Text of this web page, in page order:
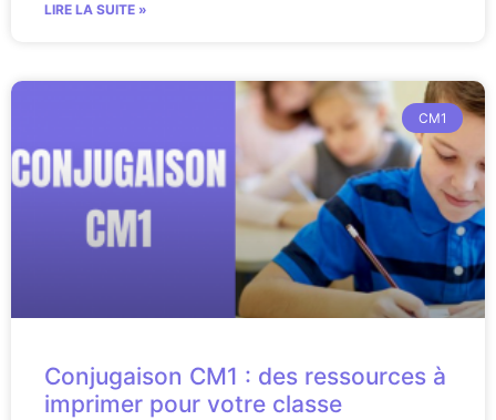
LIRE LA SUITE »
CM1
Conjugaison CM1 : des ressources à
imprimer pour votre classe